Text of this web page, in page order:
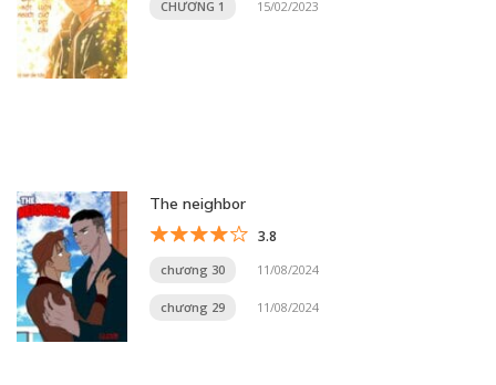
CHƯƠNG 1 15/02/2023
The neighbor
3.8
chương 30 11/08/2024
chương 29 11/08/2024